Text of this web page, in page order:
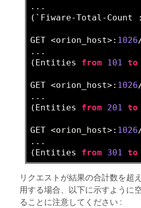
...
(`Fiware-Total-Count
GET <orion_host> : 1026
...
(Entities from 101 to
GET <orion_host> : 1026
...
(Entities from 201 to
GET <orion_host> : 1026
...
(Entities from 301 to
リクエストが結果の合計数を超
用する場合、以下に示すように
ることに注意してください :